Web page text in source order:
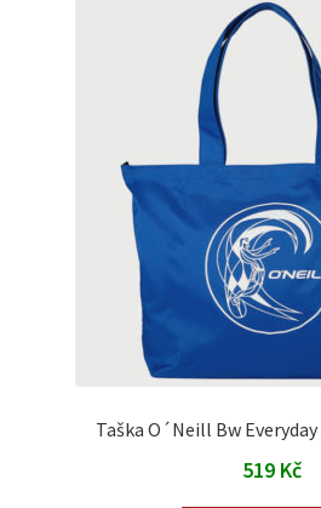
Taška O´Neill Bw
519 Kč